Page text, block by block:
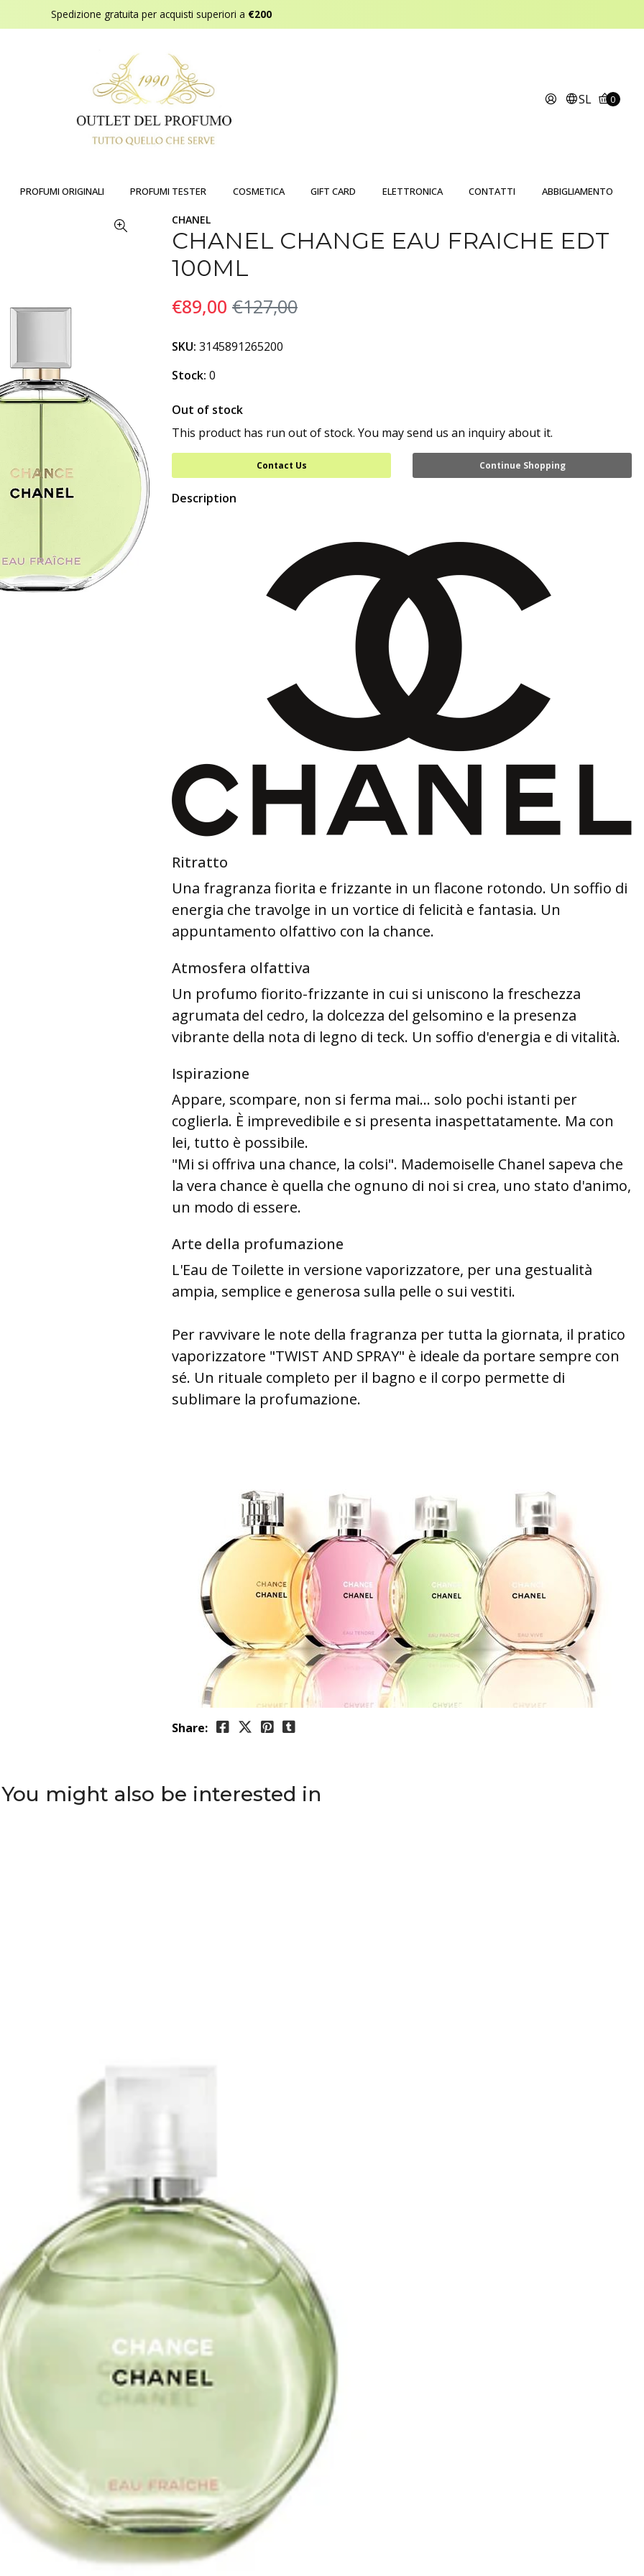
Spedizione gratuita per acquisti superiori a €200
SL 0
PROFUMI ORIGINALI PROFUMI TESTER COSMETICA GIFT CARD ELETTRONICA CONTATTI ABBIGLIAMENTO
CHANEL
CHANEL CHANGE EAU FRAICHE EDT
100ML
€89,00 €127,00
SKU: 3145891265200
Stock: 0
Out of stock
This product has run out of stock. You may send us an inquiry about it.
Contact Us Continue Shopping
Description
Ritratto
Una fragranza fiorita e frizzante in un flacone rotondo. Un soffio di
energia che travolge in un vortice di felicità e fantasia. Un
appuntamento olfattivo con la chance.
Atmosfera olfattiva
Un profumo fiorito-frizzante in cui si uniscono la freschezza
agrumata del cedro, la dolcezza del gelsomino e la presenza
vibrante della nota di legno di teck. Un soffio d'energia e di vitalità.
Ispirazione
Appare, scompare, non si ferma mai... solo pochi istanti per
coglierla. È imprevedibile e si presenta inaspettatamente. Ma con
lei, tutto è possibile.
"Mi si offriva una chance, la colsi". Mademoiselle Chanel sapeva che
la vera chance è quella che ognuno di noi si crea, uno stato d'animo,
un modo di essere.
Arte della profumazione
L'Eau de Toilette in versione vaporizzatore, per una gestualità
ampia, semplice e generosa sulla pelle o sui vestiti.
Per ravvivare le note della fragranza per tutta la giornata, il pratico
vaporizzatore "TWIST AND SPRAY" è ideale da portare sempre con
sé. Un rituale completo per il bagno e il corpo permette di
sublimare la profumazione.
Share:
You might also be interested in